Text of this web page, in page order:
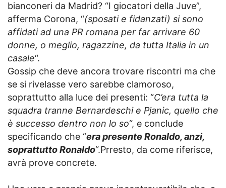
bianconeri da Madrid? “I giocatori della Juve”,
afferma Corona, “(sposati e fidanzati) si sono
affidati ad una PR romana per far arrivare 60
donne, o meglio, ragazzine, da tutta Italia in un
casale“.
Gossip che deve ancora trovare riscontri ma che
se si rivelasse vero sarebbe clamoroso,
soprattutto alla luce dei presenti: “C’era tutta la
squadra tranne Bernardeschi e Pjanic, quello che
è successo dentro non lo so“, e conclude
specificando che “era presente Ronaldo, anzi,
soprattutto Ronaldo“.Prresto, da come riferisce,
avrà prove concrete.